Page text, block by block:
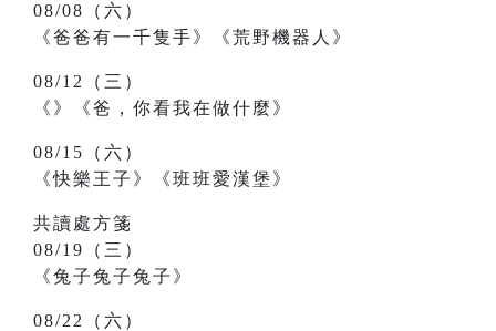
08/08（六）
《爸爸有一千隻手》《荒野機器人》
08/12（三）
《》《爸，你看我在做什麼》
08/15（六）
《快樂王子》《班班愛漢堡》
共讀處方箋
08/19（三）
《兔子兔子兔子》
08/22（六）